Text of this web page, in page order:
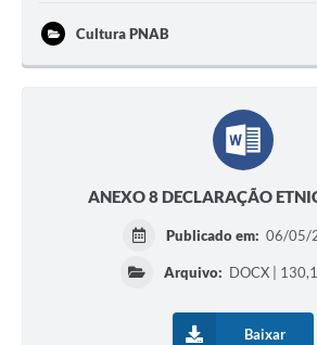
Cultura PNAB
ANEXO 8 DECLARAÇÃO
Publicado em: 06/05/
Arquivo: DOCX |
Baixar